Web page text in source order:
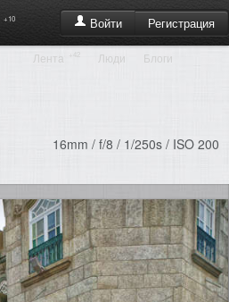
Войти Регистрация
+10
Лента +42 Люди Блоги
16mm / f/8 / 1/250s / ISO 200